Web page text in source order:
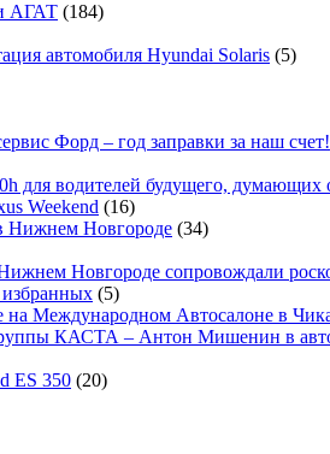
АГАТ (184)
автомобиля Hyundai Solaris (5)
Форд – год заправки за наш счет!
для водителей будущего, думающих
Weekend (16)
Нижнем Новгороде (34)
Новгороде сопровождали
(5)
на Международном Автосалоне в
КАСТА – Антон Мишенин в
ES 350 (20)